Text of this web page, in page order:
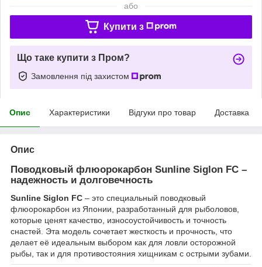
або
Купити з
Що таке купити з Пром?
Замовлення під захистом
Опис Характеристики Відгуки про товар Доставка
Опис
Поводковый флюорокарбон Sunline Siglon FC –
надежность и долговечность
Sunline Siglon FC – это специальный поводковый
флюорокарбон из Японии, разработанный для рыболовов,
которые ценят качество, износоустойчивость и точность
снастей. Эта модель сочетает жесткость и прочность, что
делает её идеальным выбором как для ловли осторожной
рыбы, так и для противостояния хищникам с острыми зубами.